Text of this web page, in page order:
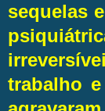
sequelas
trabalho